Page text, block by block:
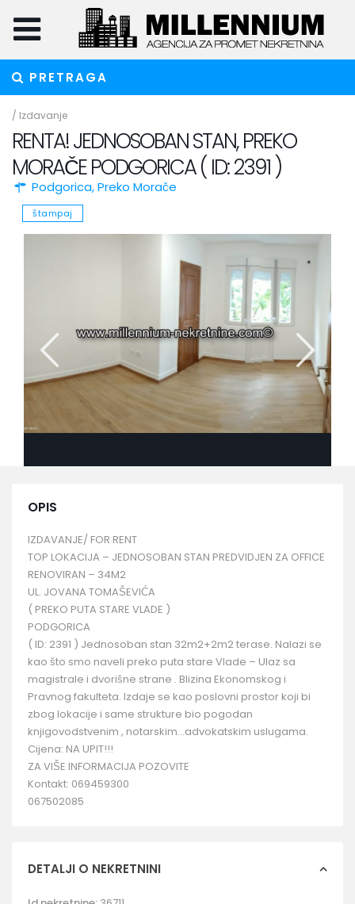
PRETRAGA
/ Izdavanje
RENTA! JEDNOSOBAN STAN, PREKO
MORAČE PODGORICA ( ID: 2391 )
Podgorica,Preko Morače
štampaj
OPIS
IZDAVANJE/ FOR RENT
TOP LOKACIJA – JEDNOSOBAN STAN PREDVIDJEN ZA OFFICE
RENOVIRAN – 34M2
UL. JOVANA TOMAŠEVIĆA
( PREKO PUTA STARE VLADE )
PODGORICA
( ID: 2391 ) Jednosoban stan 32m2+2m2 terase. Nalazi se
kao što smo naveli preko puta stare Vlade – Ulaz sa
magistrale i dvorišne strane . Blizina Ekonomskog i
Pravnog fakulteta. Izdaje se kao poslovni prostor koji bi
zbog lokacije i same strukture bio pogodan
knjigovodstvenim , notarskim…advokatskim uslugama.
Cijena: NA UPIT!!!
ZA VIŠE INFORMACIJA POZOVITE
Kontakt: 069459300
067502085
DETALJI O NEKRETNINI